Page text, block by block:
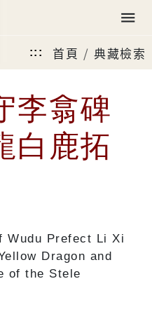
::: 首頁 典藏檢索
李翕碑
白鹿拓
Wudu Prefect Li Xi
Dragon and
of the Stele